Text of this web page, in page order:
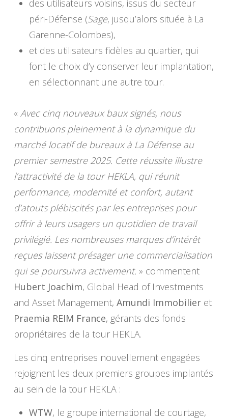
des utilisateurs voisins, issus du secteur
péri-Défense (Sage, jusqu’alors située à La
Garenne-Colombes),
et des utilisateurs fidèles au quartier, qui
font le choix d’y conserver leur implantation,
en sélectionnant une autre tour.
« Avec cinq nouveaux baux signés, nous
contribuons pleinement à la dynamique du
marché locatif de bureaux à La Défense au
premier semestre 2025. Cette réussite illustre
l’attractivité de la tour HEKLA, qui réunit
performance, modernité et confort, autant
d’atouts plébiscités par les entreprises pour
offrir à leurs usagers un quotidien de travail
privilégié. Les nombreuses marques d’intérêt
reçues laissent présager une commercialisation
qui se poursuivra activement. » commentent
Hubert Joachim, Global Head of Investments
and Asset Management, Amundi Immobilieret
Praemia REIM France, gérants des fonds
propriétaires de la tour HEKLA.
Les cinq entreprises nouvellement engagées
rejoignent les deux premiers groupes implantés
au sein de la tour HEKLA :
WTW, le groupe international de courtage,